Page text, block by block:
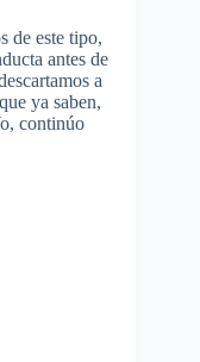
de este tipo,
antes de
a
ya saben,
continúo